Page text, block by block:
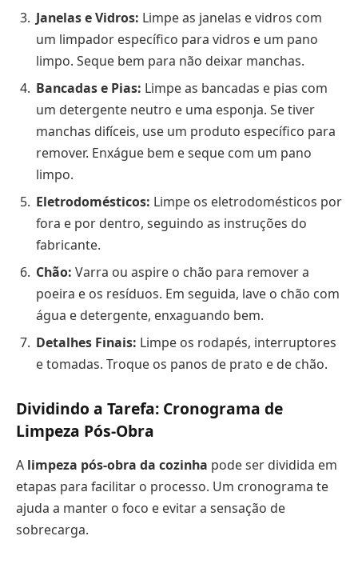
Janelas e Vidros: Limpe as janelas e vidros com
um limpador específico para vidros e um pano
limpo. Seque bem para não deixar manchas.
Bancadas e Pias: Limpe as bancadas e pias com
um detergente neutro e uma esponja. Se tiver
manchas difíceis, use um produto específico para
remover. Enxágue bem e seque com um pano
limpo.
Eletrodomésticos: Limpe os eletrodomésticos por
fora e por dentro, seguindo as instruções do
fabricante.
Chão: Varra ou aspire o chão para remover a
poeira e os resíduos. Em seguida, lave o chão com
água e detergente, enxaguando bem.
Detalhes Finais: Limpe os rodapés, interruptores
e tomadas. Troque os panos de prato e de chão.
Dividindo a Tarefa: Cronograma de
Limpeza Pós-Obra
A limpeza pós-obra da cozinha pode ser dividida em
etapas para facilitar o processo. Um cronograma te
ajuda a manter o foco e evitar a sensação de
sobrecarga.